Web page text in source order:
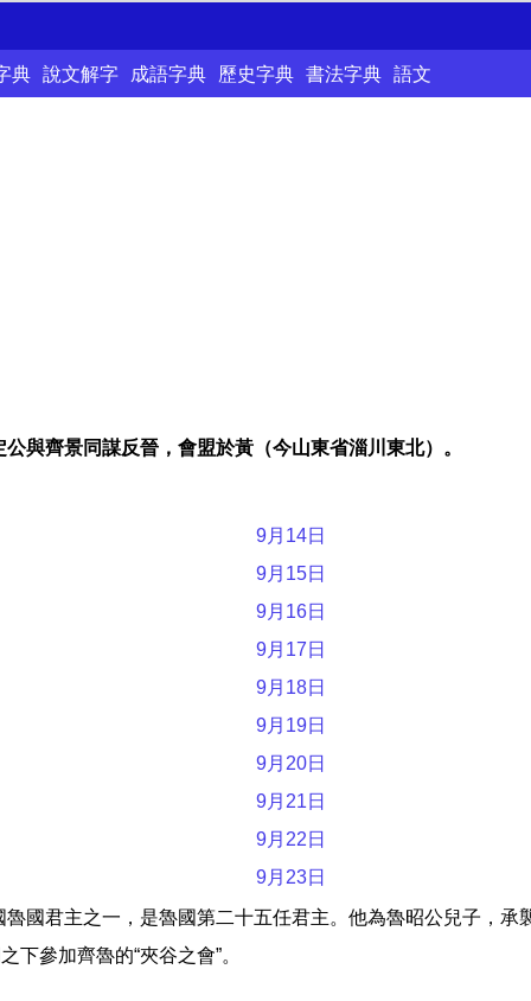
典 說文解字 成語字典 歷史字典 書法字典 語文
與齊景同謀反晉，會盟於黃（今山東省淄川東北）。
9月14日
9月15日
9月16日
9月17日
9月18日
9月19日
9月20日
9月21日
9月22日
9月23日
國君主之一，是魯國第二十五任君主。他為魯昭公兒子，承
下參加齊魯的“夾谷之會”。